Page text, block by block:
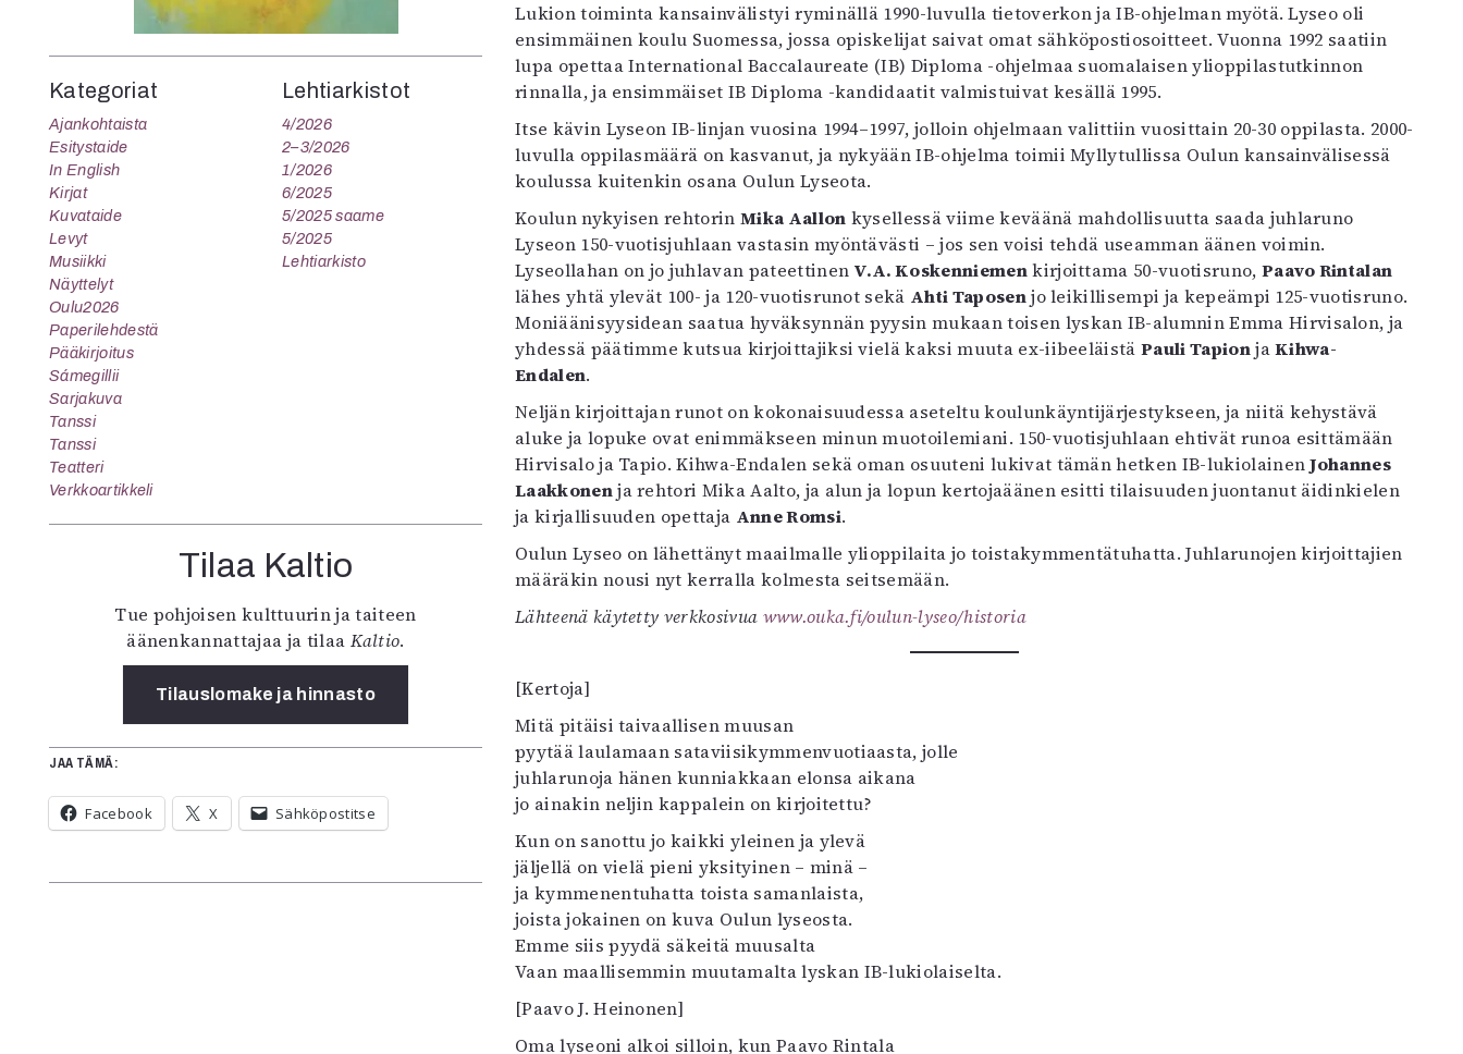
Lukion toiminta kansainvälistyi ryminällä 1990-luvulla tietoverkon ja IB-ohjelman myötä. Lyseo oli
ensimmäinen koulu Suomessa, jossa opiskelijat saivat omat sähköpostiosoitteet. Vuonna 1992 saatiin
lupa opettaa International Baccalaureate (IB) Diploma -ohjelmaa suomalaisen ylioppilastutkinnon
rinnalla, ja ensimmäiset IB Diploma -kandidaatit valmistuivat kesällä 1995.
Itse kävin Lyseon IB-linjan vuosina 1994–1997, jolloin ohjelmaan valittiin vuosittain 20-30 oppilasta. 2000-
luvulla oppilasmäärä on kasvanut, ja nykyään IB-ohjelma toimii Myllytullissa Oulun kansainvälisessä
koulussa kuitenkin osana Oulun Lyseota.
Koulun nykyisen rehtorin Mika Aallon kysellessä viime keväänä mahdollisuutta saada juhlaruno
Lyseon 150-vuotisjuhlaan vastasin myöntävästi – jos sen voisi tehdä useamman äänen voimin.
Lyseollahan on jo juhlavan pateettinen V.A. Koskenniemenkirjoittama 50-vuotisruno, Paavo Rintalan
lähes yhtä ylevät 100- ja 120-vuotisrunot sekä Ahti Taposenjo leikillisempi ja kepeämpi 125-vuotisruno.
Moniäänisyysidean saatua hyväksynnän pyysin mukaan toisen lyskan IB-alumnin Emma Hirvisalon, ja
yhdessä päätimme kutsua kirjoittajiksi vielä kaksi muuta ex-iibeeläistäPauli TapionjaKihwa-
Endalen.
Neljän kirjoittajan runot on kokonaisuudessa aseteltu koulunkäyntijärjestykseen, ja niitä kehystävä
aluke ja lopuke ovat enimmäkseen minun muotoilemiani. 150-vuotisjuhlaan ehtivät runoa esittämään
Hirvisalo ja Tapio. Kihwa-Endalen sekä oman osuuteni lukivat tämän hetken IB-lukiolainenJohannes
Laakkonenja rehtori Mika Aalto, ja alun ja lopun kertojaäänen esitti tilaisuuden juontanut äidinkielen
ja kirjallisuuden opettaja Anne Romsi.
Oulun Lyseo on lähettänyt maailmalle ylioppilaita jo toistakymmentätuhatta. Juhlarunojen kirjoittajien
määräkin nousi nyt kerralla kolmesta seitsemään.
Lähteenä käytetty verkkosivua www.ouka.fi/oulun-lyseo/historia
[Kertoja]
Mitä pitäisi taivaallisen muusan
pyytää laulamaan sataviisikymmenvuotiaasta, jolle
juhlarunoja hänen kunniakkaan elonsa aikana
jo ainakin neljin kappalein on kirjoitettu?
Kun on sanottu jo kaikki yleinen ja ylevä
jäljellä on vielä pieni yksityinen – minä –
ja kymmenentuhatta toista samanlaista,
joista jokainen on kuva Oulun lyseosta.
Emme siis pyydä säkeitä muusalta
Vaan maallisemmin muutamalta lyskan IB-lukiolaiselta.
[Paavo J. Heinonen]
Oma lyseoni alkoi silloin, kun Paavo Rintala
Kategoriat
Ajankohtaista
Esitystaide
In English
Kirjat
Kuvataide
Levyt
Musiikki
Näyttelyt
Oulu2026
Paperilehdestä
Pääkirjoitus
Sámegillii
Sarjakuva
Tanssi
Tanssi
Teatteri
Verkkoartikkeli
Lehtiarkistot
4/2026
2–3/2026
1/2026
6/2025
5/2025 saame
5/2025
Lehtiarkisto
Tilaa Kaltio
Tue pohjoisen kulttuurin ja taiteen
äänenkannattajaa ja tilaa Kaltio.
Tilauslomake ja hinnasto
JAA TÄMÄ:
Facebook X Sähköpostitse